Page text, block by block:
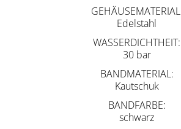
GEHÄUSEMATERIAL
Edelstahl
WASSERDICHTHEIT
30 bar
BANDMATERIAL
Kautschuk
BANDFARBE
schwarz